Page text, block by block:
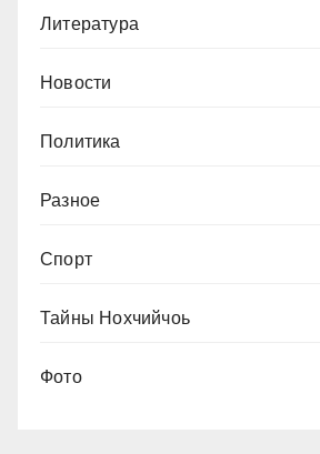
Литература
Новости
Политика
Разное
Спорт
Тайны Нохчийчоь
Фото